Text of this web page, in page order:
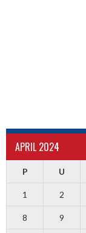
APRIL 2024
P U
1 2
8 9